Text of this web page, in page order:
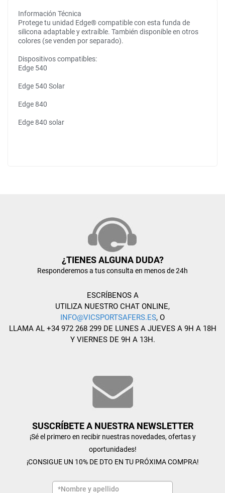
Información Técnica
Protege tu unidad Edge® compatible con esta funda de
silicona adaptable y extraíble. También disponible en otros
colores (se venden por separado).
Dispositivos compatibles:
Edge 540
Edge 540 Solar
Edge 840
Edge 840 solar
¿TIENES ALGUNA DUDA?
Responderemos a tus consulta en menos de 24h
ESCRÍBENOS A
UTILIZA NUESTRO CHAT ONLINE,
INFO@VICSPORTSAFERS.ES, O
LLAMA AL +34 972 268 299 DE LUNES A JUEVES A 9H A 18H
Y VIERNES DE 9H A 13H.
SUSCRÍBETE A NUESTRA NEWSLETTER
¡Sé el primero en recibir nuestras novedades, ofertas y
oportunidades!
¡CONSIGUE UN 10% DE DTO EN TU PRÓXIMA COMPRA!